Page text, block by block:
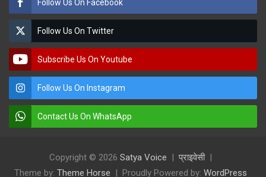
Follow Us On Facebook
Follow Us On Twitter
Subscribe Us On Youtube
Follow Us On Instagram
Contact Us On WhatsApp
Copyright © 2026 Satya Voice
प्राइवेसी
Theme by: Theme Horse Proudly Powered by: WordPress